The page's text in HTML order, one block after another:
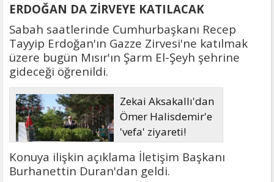
ERDOĞAN DA ZİRVEYE KATILACAK
Sabah saatlerinde Cumhurbaşkanı Recep
Tayyip Erdoğan'ın Gazze Zirvesi'ne katılmak
üzere bugün Mısır'ın Şarm El-Şeyh şehrine
gideceği öğrenildi.
Zekai Aksakallı'dan
Ömer Halisdemir'e
'vefa' ziyareti!
Konuya ilişkin açıklama İletişim Başkanı
Burhanettin Duran'dan geldi.